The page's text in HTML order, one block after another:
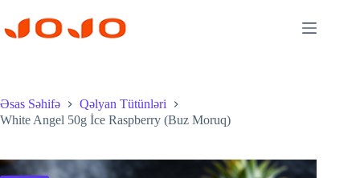
content
Əsas Səhifə
Qəlyan Tütünləri
White Angel 50g İce Raspberry (Buz Moruq)